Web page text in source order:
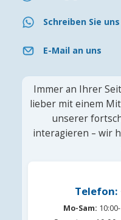
Schreiben Sie uns
E-Mail an uns
Immer an Ihrer
lieber mit einem
unserer
interagieren – wir
Telefon:
Mo-Sam: